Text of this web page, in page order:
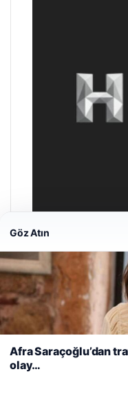
Enes Kaplan
28/04/2026
Web sitemizi nasıl
deneyiminizi
kullanıyoruz.
Çerez
Reddet
Göz Atın
Afra Saraçoğlu’dan
olay…